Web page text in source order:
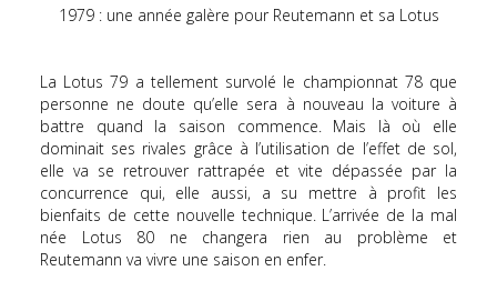
1979 : une année galère pour Reutemann et sa Lotus
La Lotus 79 a tellement survolé le championnat 78 que
personne ne doute qu’elle sera à nouveau la voiture à
battre quand la saison commence. Mais là où elle
dominait ses rivales grâce à l’utilisation de l’effet de sol,
elle va se retrouver rattrapée et vite dépassée par la
concurrence qui, elle aussi, a su mettre à profit les
bienfaits de cette nouvelle technique. L’arrivée de la mal
née Lotus 80 ne changera rien au problème et
Reutemann va vivre une saison en enfer.